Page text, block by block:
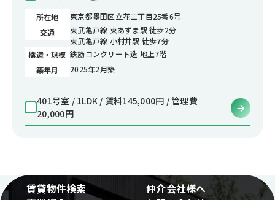
所在地
東京都墨田区立花二丁目25番6号
交通
東武亀戸線 東あずま駅 徒歩2分
東武亀戸線 小村井駅 徒歩7分
構造・規模 鉄筋コンクリート造 地上7階
築年月
2025年2月築
401号室 / 1LDK / 賃料145,000円 / 管理費
20,000円
賃貸物件検索
仲介会社様へ